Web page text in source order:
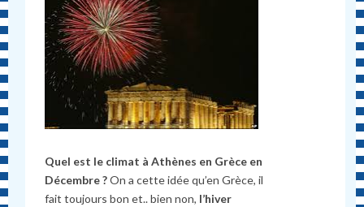
Quel est le climat à Athènes en Grèce en
Décembre ?On a cette idée qu’en Grèce, il
fait toujours bon et.. bien non, l’hiver